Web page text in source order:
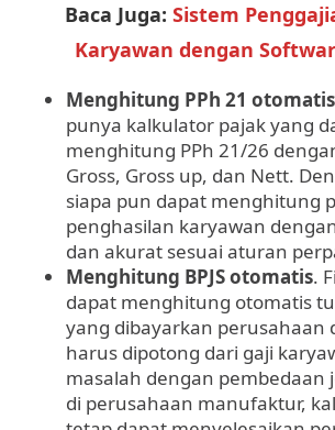
Baca Juga: Sistem
Karyawan dengan
Menghitung PPh 21 otomatis
punya kalkulator pajak yang
menghitung PPh 21/26
Gross, Gross up, dan Nett.
siapa pun dapat menghitung
penghasilan karyawan
dan akurat sesuai aturan
Menghitung BPJSotomatis.
dapat menghitung otomatis
yang dibayarkan perusahaan
harus dipotong dari gaji
masalah dengan pembedaan
di perusahaan manufaktur,